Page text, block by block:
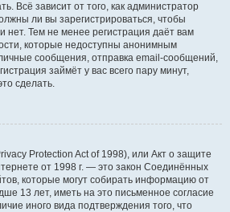
Всё зависит от того, как администратор
ли вы зарегистрироваться, чтобы
Тем не менее регистрация даёт вам
которые недоступны анонимным
сообщения, отправка email-сообщений,
займёт у вас всего пару минут,
сделать.
Protection Act of 1998), или Акт о защите
от 1998 г. — это закон Соединённых
которые могут собирать информацию от
13 лет, иметь на это письменное согласие
иного вида подтверждения того, что